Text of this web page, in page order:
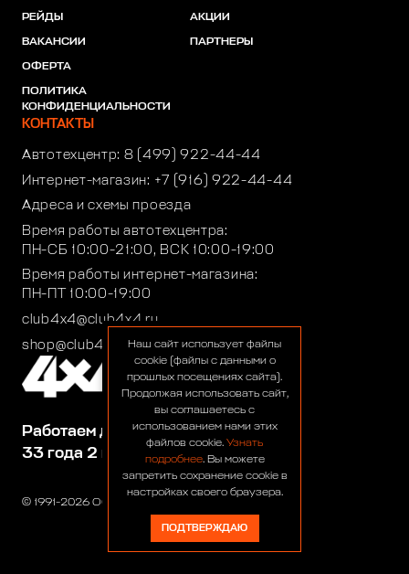
© 1991-2026 ООО «Сервис 4х4»
Работаем для вас:
33 года 2 месяца 26 дней
РЕЙДЫ
ВАКАНСИИ
ОФЕРТА
ПОЛИТИКА
КОНФИДЕНЦИАЛЬНОСТИ
АКЦИИ
ПАРТНЕРЫ
КОНТАКТЫ
Автотехцентр: 8 (499) 922-44-44
Интернет-магазин: +7 (916) 922-44-44
Адреса и схемы проезда
Время работы автотехцентра:
ПН-СБ 10:00-21:00, ВСК 10:00-19:00
Время работы интернет-магазина:
ПН-ПТ 10:00-19:00
club4x4@club4x4.ru
shop@club4x4.ruНаш сайт использует файлы
cookie (файлы с данными о
прошлых посещениях сайта).
Продолжая использовать сайт,
вы соглашаетесь с
использованием нами этих
файлов cookie. Узнать
подробнее. Вы можете
запретить сохранение cookie в
настройках своего браузера.
ПОДТВЕРЖДАЮ